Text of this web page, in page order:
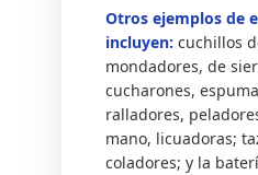
Otros ejemplos de
incluyen: cuchillos
mondadores, de
cucharones,
ralladores,
mano, licuadoras;
coladores; y la